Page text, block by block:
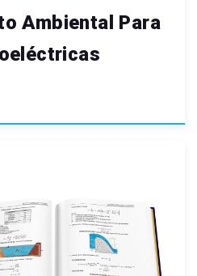
Ambiental Para